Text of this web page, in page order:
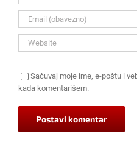
Sačuvaj moje ime, e-poštu i
kada komentarišem.